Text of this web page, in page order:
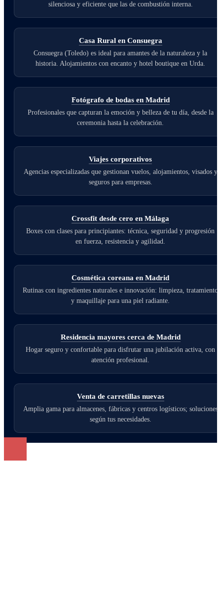
silenciosa y eficiente que las de combustión interna.
Casa Rural en Consuegra
Consuegra (Toledo) es ideal para amantes de la naturaleza y la
historia. Alojamientos con encanto y hotel boutique en Urda.
Fotógrafo de bodas en Madrid
Profesionales que capturan la emoción y belleza de tu día, desde la
ceremonia hasta la celebración.
Viajes corporativos
Agencias especializadas que gestionan vuelos, alojamientos, visados y
seguros para empresas.
Crossfit desde cero en Málaga
Boxes con clases para principiantes: técnica, seguridad y progresión
en fuerza, resistencia y agilidad.
Cosmética coreana en Madrid
Rutinas con ingredientes naturales e innovación: limpieza, tratamiento
y maquillaje para una piel radiante.
Residencia mayores cerca de Madrid
Hogar seguro y confortable para disfrutar una jubilación activa, con
atención profesional.
Venta de carretillas nuevas
Amplia gama para almacenes, fábricas y centros logísticos; soluciones
según tus necesidades.